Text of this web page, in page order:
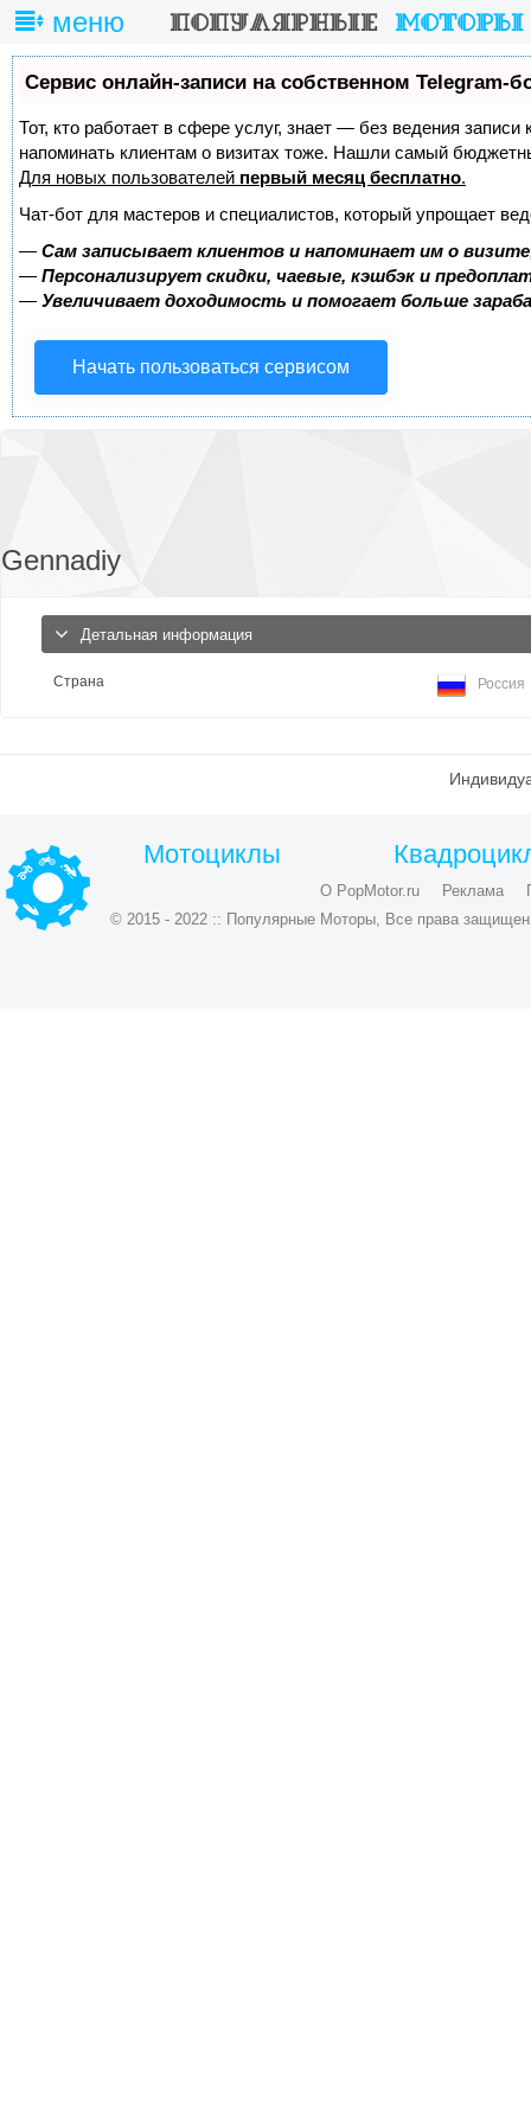
меню
Сервис онлайн-записи на собственном Telegram-
Тот, кто работает в сфере услуг, знает — без ведения
напоминать клиентам о визитах тоже. Нашли самый
Для новых пользователей первый месяц бесплатно.
Чат-бот для мастеров и специалистов, который упрощает
— Сам записывает клиентов и напоминает им о
— Персонализирует скидки, чаевые, кэшбэк и
— Увеличивает доходимость и помогает больше
Начать пользоваться сервисом
Gennadiy
Детальная информация
Страна Россия
Мотоциклы
О PopMotor.ru Реклама
© 2015 - 2022 :: Популярные Моторы, Все права